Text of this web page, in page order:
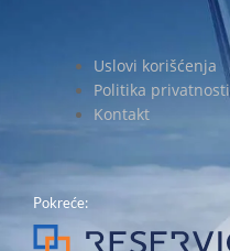
Uslovi korišćenja
Politika privatnosti
Kontakt
Pokreće: